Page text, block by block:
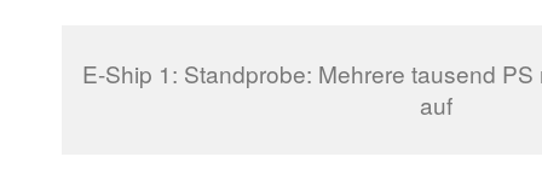
E-Ship 1: Standprobe: Mehrere tausend
auf